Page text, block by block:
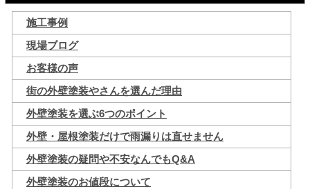
施工事例
現場ブログ
お客様の声
街の外壁塗装やさんを選んだ理由
外壁塗装を選ぶ6つのポイント
外壁・屋根塗装だけで雨漏りは直せません
外壁塗装の疑問や不安なんでもQ&A
外壁塗装のお値段について